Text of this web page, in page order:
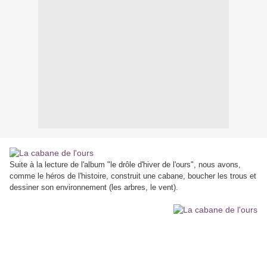
Suite à la lecture de l'album "le drôle d'hiver de l'ours", nous avons,
comme le héros de l'histoire, construit une cabane, boucher les trous et
dessiner son environnement (les arbres, le vent).